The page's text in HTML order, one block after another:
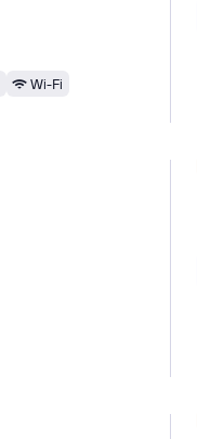
Wi-Fi